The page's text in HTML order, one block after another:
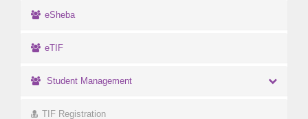
eSheba
eTIF
Student Management
TIF Registration